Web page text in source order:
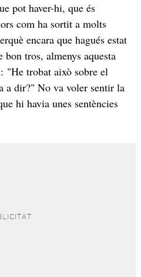
pot haver-hi, que és
com ha sortit a molts
encara que hagués estat
tros, almenys aquesta
"He trobat això sobre el
a dir?" No va voler sentir la
hi havia unes sentències